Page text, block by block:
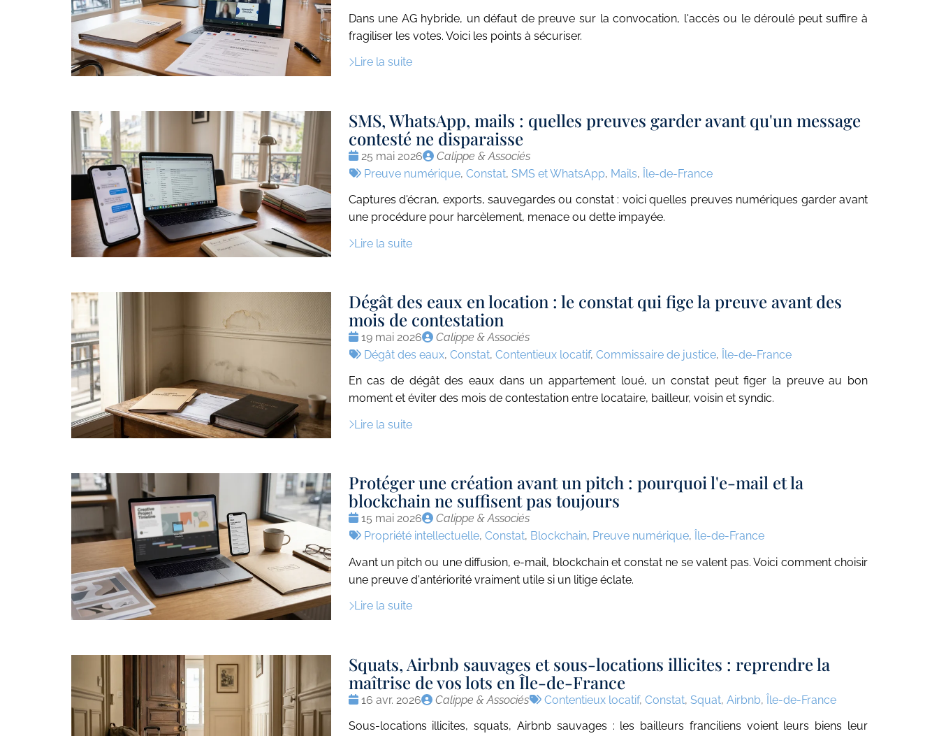
Dans une AG hybride, un défaut de preuve sur la convocation, l'accès ou le déroulé peut suffire à
fragiliser les votes. Voici les points à sécuriser.
Lire la suite
SMS, WhatsApp, mails : quelles preuves garder avant qu'un message
contesté ne disparaisse
Date
:
25 mai 2026
Publié
par
Calippe & Associés
Tags
Preuve numérique, Constat, SMS et WhatsApp, Mails, Île-de-France
Captures d'écran, exports, sauvegardes ou constat : voici quelles preuves numériques garder avant
une procédure pour harcèlement, menace ou dette impayée.
Lire la suite
Dégât des eaux en location : le constat qui fige la preuve avant des
mois de contestation
Date
:
19 mai 2026
Publié
par
Calippe & Associés
Tags
Dégât des eaux, Constat, Contentieux locatif, Commissaire de justice, Île-de-France
En cas de dégât des eaux dans un appartement loué, un constat peut figer la preuve au bon
moment et éviter des mois de contestation entre locataire, bailleur, voisin et syndic.
Lire la suite
Protéger une création avant un pitch : pourquoi l'e-mail et la
blockchain ne suffisent pas toujours
Date
:
15 mai 2026
Publié
par
Calippe & Associés
Tags
Propriété intellectuelle, Constat, Blockchain, Preuve numérique, Île-de-France
Avant un pitch ou une diffusion, e-mail, blockchain et constat ne se valent pas. Voici comment choisir
une preuve d'antériorité vraiment utile si un litige éclate.
Lire la suite
Squats, Airbnb sauvages et sous-locations illicites : reprendre la
maîtrise de vos lots en Île-de-France
Date
16 avr. 2026
Publié
Calippe & Associés
Tags
Contentieux locatif, Constat, Squat, Airbnb, Île-de-France
Sous-locations illicites, squats, Airbnb sauvages : les bailleurs franciliens voient leurs biens leur